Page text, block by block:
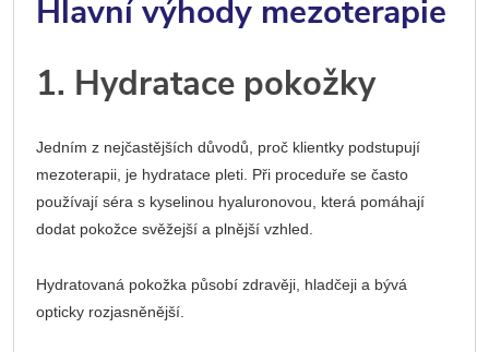
Hlavní výhody mezoterapie
1. Hydratace pokožky
Jedním z nejčastějších důvodů, proč klientky podstupují
mezoterapii, je hydratace pleti. Při proceduře se často
používají séra s kyselinou hyaluronovou, která pomáhají
dodat pokožce svěžejší a plnější vzhled.
Hydratovaná pokožka působí zdravěji, hladčeji a bývá
opticky rozjasněnější.